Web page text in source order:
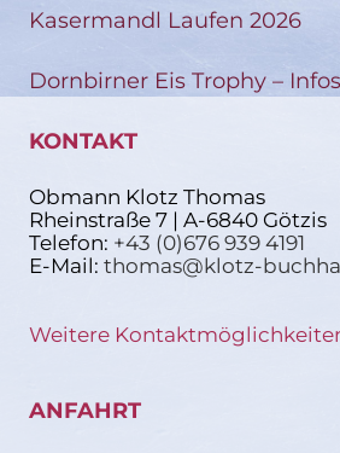
Kasermandl Laufen 2026
Dornbirner Eis Trophy – Infos
KONTAKT
Obmann Klotz Thomas
Rheinstraße 7 | A-6840 Götzis
Telefon: +43 (0)676 939 4191
E-Mail: thomas@klotz-
Weitere
ANFAHRT